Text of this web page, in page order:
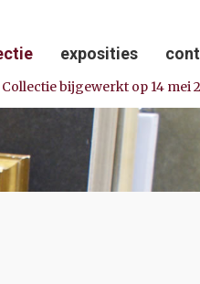
Collectie bijgewerkt op 14 mei
exposities